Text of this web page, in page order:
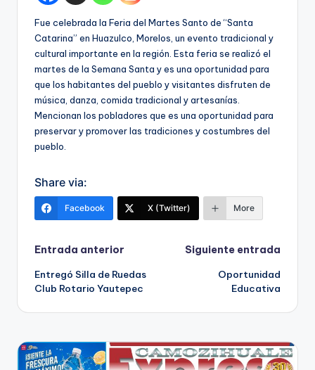
Fue celebrada la Feria del Martes Santo de “Santa
Catarina” en Huazulco, Morelos, un evento tradicional y
cultural importante en la región. Esta feria se realizó el
martes de la Semana Santa y es una oportunidad para
que los habitantes del pueblo y visitantes disfruten de
música, danza, comida tradicional y artesanías.
Mencionan los pobladores que es una oportunidad para
preservar y promover las tradiciones y costumbres del
pueblo.
Share via:
Facebook X (Twitter) More
Navegación
de
entradas
Entrada anterior
Entregó Silla de Ruedas
Club Rotario Yautepec
Siguiente entrada
Oportunidad
Educativa